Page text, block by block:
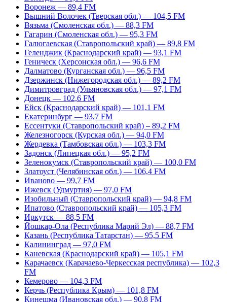
Воронеж — 89,4 FM
Вышний Волочек (Тверская обл.) — 104,5 FM
Вязьма (Смоленская обл.) — 88,3 FM
Гагарин (Смоленская обл.) — 95,3 FM
Галюгаевская (Ставропольский край) — 89,8 FM
Геленджик (Краснодарский край) — 93,1 FM
Геническ (Херсонская обл.) — 96,6 FM
Далматово (Курганская обл.) — 96,5 FM
Дзержинск (Нижегородская обл.) — 89,2 FM
Димитровград (Ульяновская обл.) — 97,1 FM
Донецк — 102,6 FM
Ейск (Краснодарский край) — 101,1 FM
Екатеринбург — 93,7 FM
Ессентуки (Ставропольский край) – 89,2 FM
Железногорск (Курская обл.) — 94,0 FM
Жердевка (Тамбовская обл.) — 103,3 FM
Задонск (Липецкая обл.) — 95,2 FM
Зеленокумск (Ставропольский край) — 100,0 FM
Златоуст (Челябинская обл.) — 106,4 FM
Иваново — 99,7 FM
Ижевск (Удмуртия) — 97,0 FM
Изобильный (Ставропольский край) — 94,8 FM
Ипатово (Ставропольский край) — 105,3 FM
Иркутск — 88,5 FM
Йошкар-Ола (Республика Марий Эл) — 88,7 FM
Казань (Республика Татарстан) — 95,5 FM
Калининград — 97,0 FM
Каневская (Краснодарский край) — 105,1 FM
Карачаевск (Карачаево-Черкесская республика) — 102,3
FM
Кемерово — 104,3 FM
Керчь (Республика Крым) — 101,8 FM
Кинешма (Ивановская обл.) — 90,8 FM